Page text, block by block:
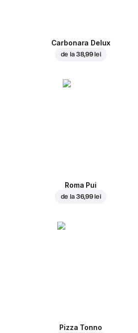
Carbonara Delux
de la 38,99 lei
Roma Pui
de la 36,99 lei
Pizza Tonno